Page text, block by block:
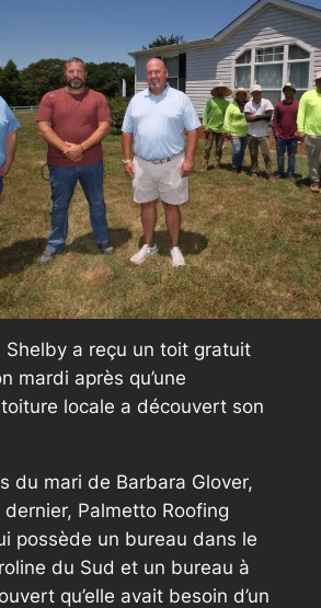
Shelby a reçu un toit gratuit
mardi après qu’une
locale a découvert son
du mari de Barbara Glover,
dernier, Palmetto Roofing
possède un bureau dans le
du Sud et un bureau à
qu’elle avait besoin d’un